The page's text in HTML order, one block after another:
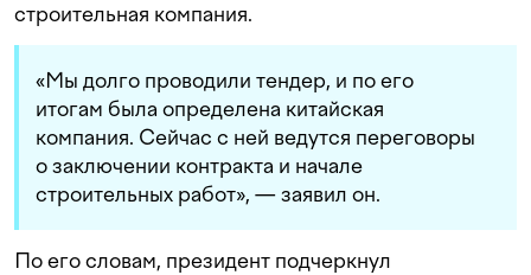
строительная компания.
«Мы долго проводили тендер, и по его
итогам была определена китайская
компания. Сейчас с ней ведутся переговоры
о заключении контракта и начале
строительных работ», — заявил он.
По его словам, президент подчеркнул